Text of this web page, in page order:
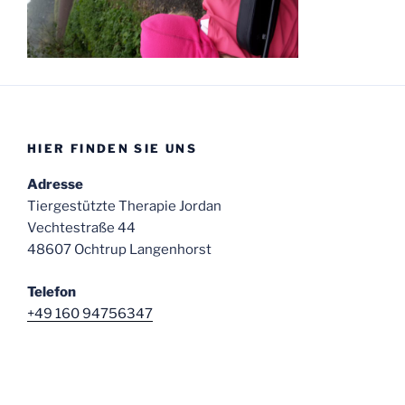
HIER FINDEN SIE UNS
Adresse
Tiergestützte Therapie Jordan
Vechtestraße 44
48607 Ochtrup Langenhorst
Telefon
+49 160 94756347